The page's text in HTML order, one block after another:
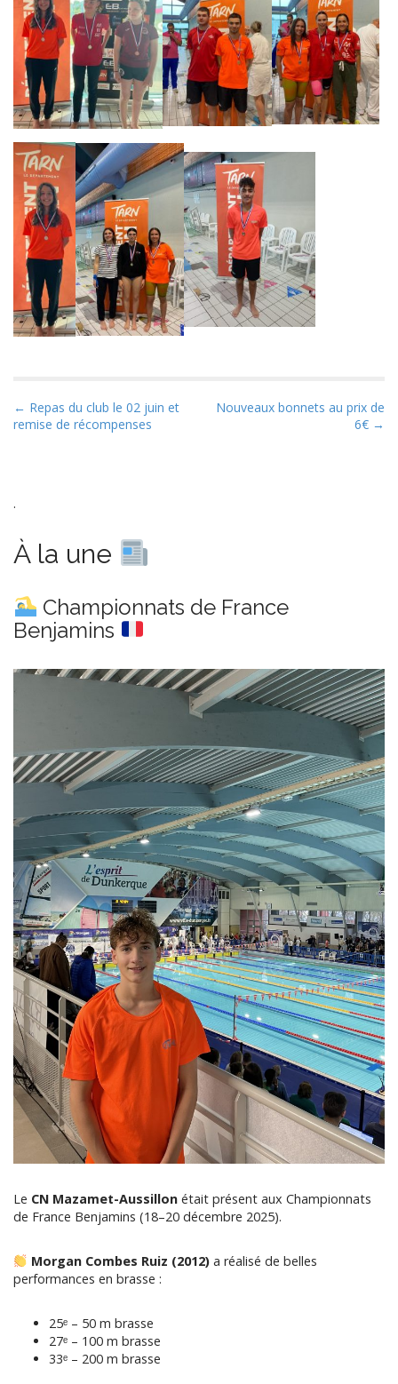
P
o
n
v
i
g
a
t
i
o
← Repas du club le 02 juin et
remise de récompenses
Nouveaux bonnets au prix de
6€ →
.
À la une
Championnats de France
Benjamins
Le CN Mazamet-Aussillon était présent aux Championnats
de France Benjamins (18–20 décembre 2025).
Morgan Combes Ruiz (2012) a réalisé de belles
performances en brasse :
25ᵉ – 50 m brasse
27ᵉ – 100 m brasse
33ᵉ – 200 m brasse